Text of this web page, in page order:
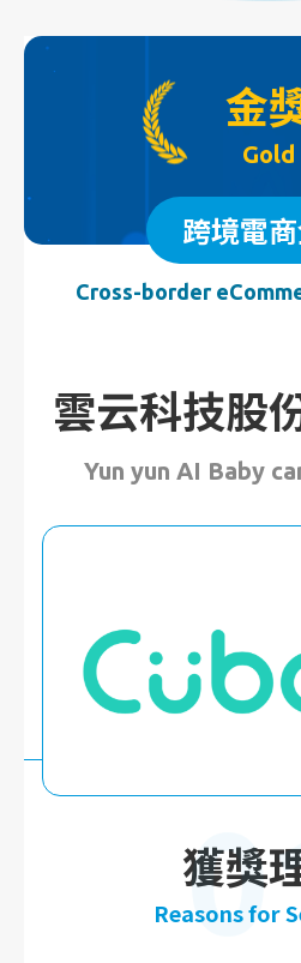
金
Gold
跨境電
Cross-border
雲云科技股
Yun yun AI Baby
獲獎
Reasons for